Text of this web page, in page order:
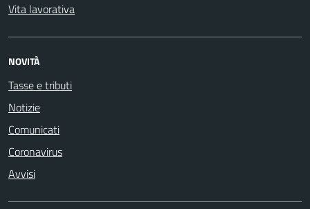
Vita lavorativa
NOVITÀ
Tasse e tributi
Notizie
Comunicati
Coronavirus
Avvisi